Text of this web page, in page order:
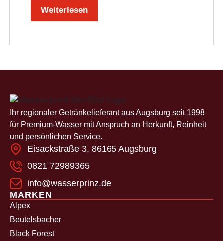
Weiterlesen
Ihr regionaler Getränkelieferant aus Augsburg seit 1998
für Premium-Wasser mit Anspruch an Herkunft, Reinheit
und persönlichen Service.
Eisackstraße 3, 86165 Augsburg
0821 72989365
info@wasserprinz.de
MARKEN
Alpex
Beutelsbacher
Black Forest